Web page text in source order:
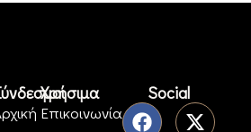
Χρήσιμα
Επικοινωνία
Social